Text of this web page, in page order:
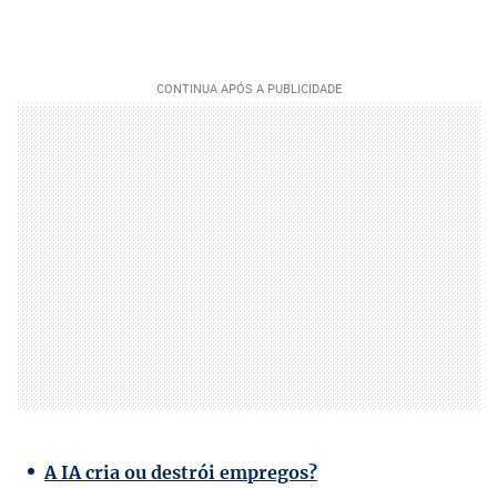
A IA cria ou destrói empregos?